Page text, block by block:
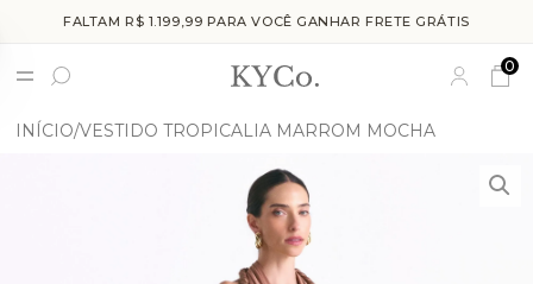
FALTAM R$ 1.199,99 PARA VOCÊ GANHAR FRETE GRÁTIS
0
INÍCIO VESTIDO TROPICALIA MARROM MOCHA